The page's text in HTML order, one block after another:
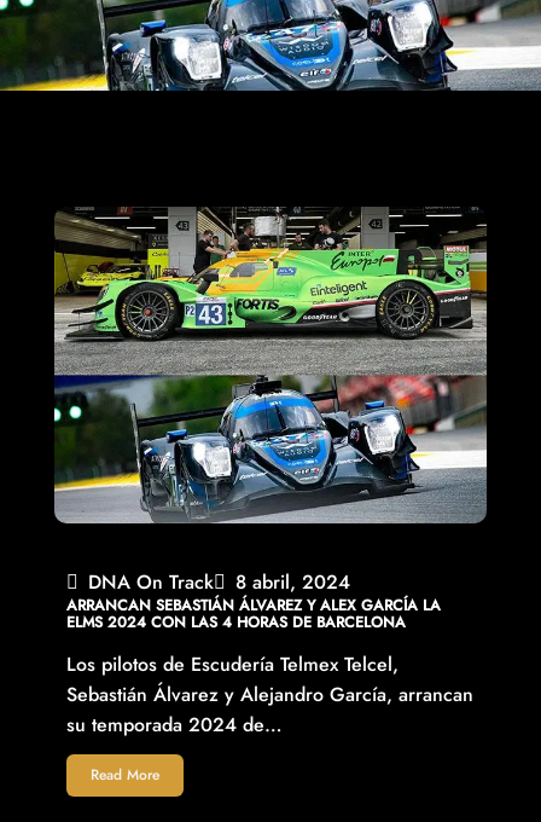
DNA On Track 8 abril, 2024
ARRANCAN SEBASTIÁN ÁLVAREZ Y ALEX GARCÍA LA
ELMS 2024 CON LAS 4 HORAS DE BARCELONA
Los pilotos de Escudería Telmex Telcel,
Sebastián Álvarez y Alejandro García, arrancan
su temporada 2024 de…
Read More